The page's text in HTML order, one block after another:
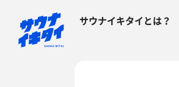
サウナイキタイとは？